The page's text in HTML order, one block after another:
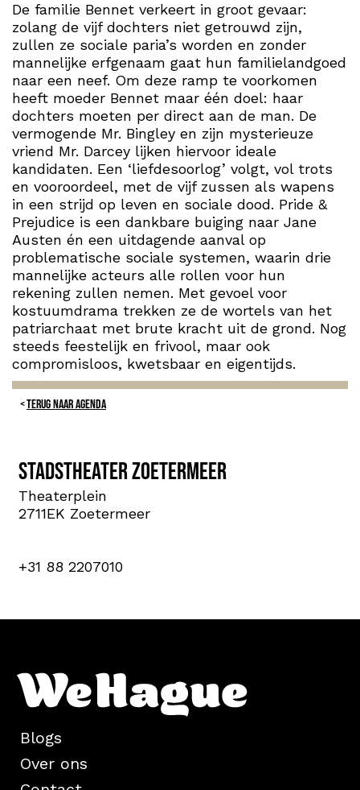
De familie Bennet verkeert in groot gevaar:
zolang de vijf dochters niet getrouwd zijn,
zullen ze sociale paria’s worden en zonder
mannelijke erfgenaam gaat hun familielandgoed
naar een neef. Om deze ramp te voorkomen
heeft moeder Bennet maar één doel: haar
dochters moeten per direct aan de man. De
vermogende Mr. Bingley en zijn mysterieuze
vriend Mr. Darcey lijken hiervoor ideale
kandidaten. Een ‘liefdesoorlog’ volgt, vol trots
en vooroordeel, met de vijf zussen als wapens
in een strijd op leven en sociale dood. Pride &
Prejudice is een dankbare buiging naar Jane
Austen én een uitdagende aanval op
problematische sociale systemen, waarin drie
mannelijke acteurs alle rollen voor hun
rekening zullen nemen. Met gevoel voor
kostuumdrama trekken ze de wortels van het
patriarchaat met brute kracht uit de grond. Nog
steeds feestelijk en frivool, maar ook
compromisloos, kwetsbaar en eigentijds.
TERUG NAAR AGENDA
Stadstheater Zoetermeer
Theaterplein
2711EK Zoetermeer
+31 88 2207010
Blogs
Over ons